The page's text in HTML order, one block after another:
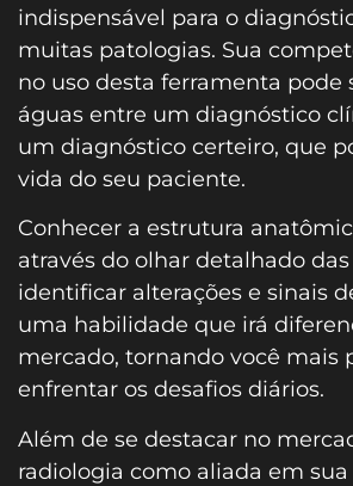
indispensável para o
muitas patologias. Sua
no uso desta ferramenta pode
águas entre um diagnóstico
um diagnóstico certeiro, que
vida do seu paciente.
Conhecer a estrutura
através do olhar detalhado
identificar alterações e sinais
uma habilidade que irá
mercado, tornando você mais
enfrentar os desafios diários.
Além de se destacar no
radiologia como aliada em